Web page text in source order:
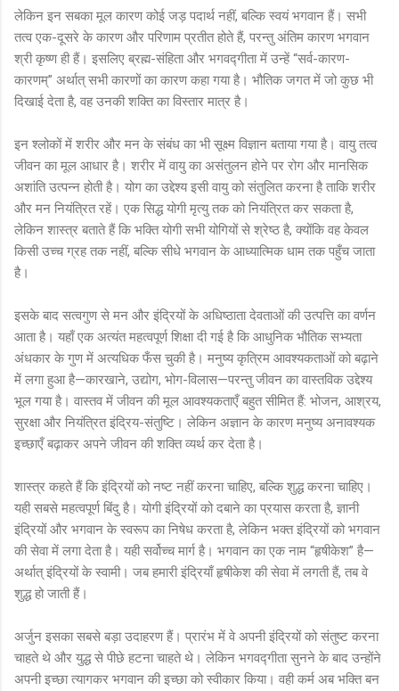
लेकिन इन सबका मूल कारण कोई जड़ पदार्थ नहीं, बल्कि स्वयं भगवान हैं। सभी
तत्व एक-दूसरे के कारण और परिणाम प्रतीत होते हैं, परन्तु अंतिम कारण भगवान
श्री कृष्ण ही हैं। इसलिए ब्रह्म-संहिता और भगवद्गीता में उन्हें “सर्व-कारण-
कारणम्” अर्थात् सभी कारणों का कारण कहा गया है। भौतिक जगत में जो कुछ भी
दिखाई देता है, वह उनकी शक्ति का विस्तार मात्र है।
इन श्लोकों में शरीर और मन के संबंध का भी सूक्ष्म विज्ञान बताया गया है। वायु तत्व
जीवन का मूल आधार है। शरीर में वायु का असंतुलन होने पर रोग और मानसिक
अशांति उत्पन्न होती है। योग का उद्देश्य इसी वायु को संतुलित करना है ताकि शरीर
और मन नियंत्रित रहें। एक सिद्ध योगी मृत्यु तक को नियंत्रित कर सकता है,
लेकिन शास्त्र बताते हैं कि भक्ति योगी सभी योगियों से श्रेष्ठ है, क्योंकि वह केवल
किसी उच्च ग्रह तक नहीं, बल्कि सीधे भगवान के आध्यात्मिक धाम तक पहुँच जाता
है।
इसके बाद सत्वगुण से मन और इंद्रियों के अधिष्ठाता देवताओं की उत्पत्ति का वर्णन
आता है। यहाँ एक अत्यंत महत्वपूर्ण शिक्षा दी गई है कि आधुनिक भौतिक सभ्यता
अंधकार के गुण में अत्यधिक फँस चुकी है। मनुष्य कृत्रिम आवश्यकताओं को बढ़ाने
में लगा हुआ है—कारखाने, उद्योग, भोग-विलास—परन्तु जीवन का वास्तविक उद्देश्य
भूल गया है। वास्तव में जीवन की मूल आवश्यकताएँ बहुत सीमित हैं: भोजन, आश्रय,
सुरक्षा और नियंत्रित इंद्रिय-संतुष्टि। लेकिन अज्ञान के कारण मनुष्य अनावश्यक
इच्छाएँ बढ़ाकर अपने जीवन की शक्ति व्यर्थ कर देता है।
शास्त्र कहते हैं कि इंद्रियों को नष्ट नहीं करना चाहिए, बल्कि शुद्ध करना चाहिए।
यही सबसे महत्वपूर्ण बिंदु है। योगी इंद्रियों को दबाने का प्रयास करता है, ज्ञानी
इंद्रियों और भगवान के स्वरूप का निषेध करता है, लेकिन भक्त इंद्रियों को भगवान
की सेवा में लगा देता है। यही सर्वोच्च मार्ग है। भगवान का एक नाम “हृषीकेश” है—
अर्थात् इंद्रियों के स्वामी। जब हमारी इंद्रियाँ हृषीकेश की सेवा में लगती हैं, तब वे
शुद्ध हो जाती हैं।
अर्जुन इसका सबसे बड़ा उदाहरण हैं। प्रारंभ में वे अपनी इंद्रियों को संतुष्ट करना
चाहते थे और युद्ध से पीछे हटना चाहते थे। लेकिन भगवद्गीता सुनने के बाद उन्होंने
अपनी इच्छा त्यागकर भगवान की इच्छा को स्वीकार किया। वही कर्म अब भक्ति बन